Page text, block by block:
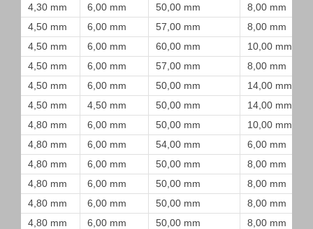
4,30 mm
6,00 mm 50,00 mm
8,00 mm
4,50 mm
6,00 mm 57,00 mm
8,00 mm
4,50 mm
6,00 mm 60,00 mm
10,00 mm
4,50 mm
6,00 mm 57,00 mm
8,00 mm
4,50 mm
6,00 mm 50,00 mm
14,00 mm
4,50 mm
4,50 mm 50,00 mm
14,00 mm
4,80 mm
6,00 mm 50,00 mm
10,00 mm
4,80 mm
6,00 mm 54,00 mm
6,00 mm
4,80 mm
6,00 mm 50,00 mm
8,00 mm
4,80 mm
6,00 mm 50,00 mm
8,00 mm
4,80 mm
6,00 mm 50,00 mm
8,00 mm
4,80 mm
6,00 mm 50,00 mm
8,00 mm